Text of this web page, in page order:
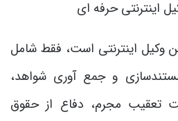
وکیل اینترنتی است، فقط شامل
و جمع آوری شواهد،
تعقیب مجرم، دفاع از حقوق